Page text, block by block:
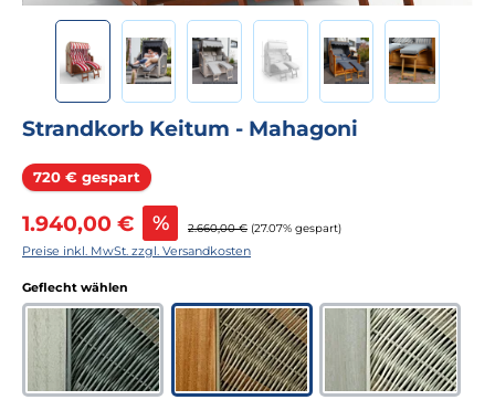
Strandkorb Keitum - Mahagoni
720 € gespart Rabatt
Verkaufspreis:
1.940,00 € % Regulärer Preis:
2.660,00 € (27.07% gespart)
Preise inkl. MwSt. zzgl. Versandkosten
Geflecht wählen